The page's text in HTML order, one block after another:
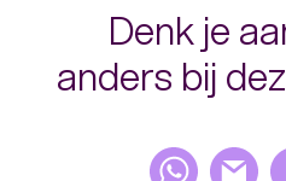
Denk je
anders bij